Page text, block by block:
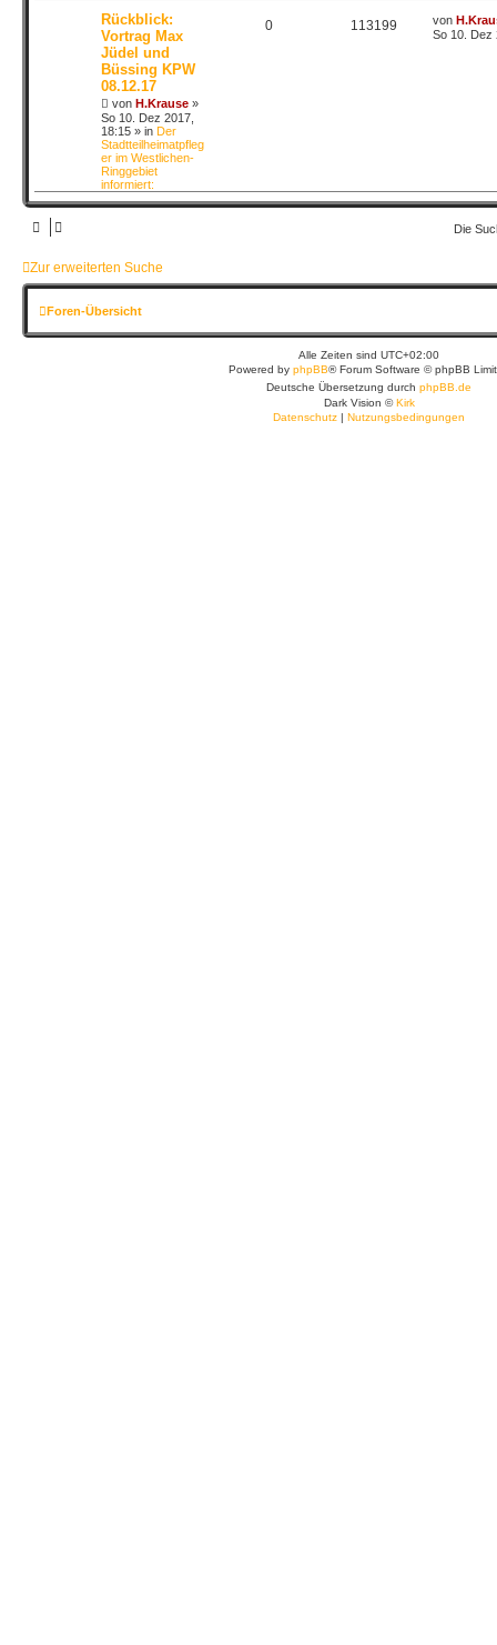
Rückblick:
Vortrag Max
Jüdel und
Büssing KPW
08.12.17
von H.Krause »
So 10. Dez 2017,
18:15 » in Der
Stadtteilheimatpfleg
er im Westlichen-
Ringgebiet
informiert:
0 113199 von
So 10. Dez
Die
Zur erweiterten Suche
Foren-Übersicht
Alle Zeiten sind UTC+02:00
Powered by phpBB® Forum Software © phpBB
Deutsche Übersetzung durch phpBB.de
Dark Vision ©Kirk
Datenschutz | Nutzungsbedingungen